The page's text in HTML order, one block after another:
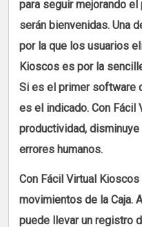
para seguir mejorando
serán bienvenidas. Una
por la que los usuarios
Kioscos es por la
Si es el primer software
es el indicado. Con
productividad,
errores humanos.
Con Fácil Virtual
movimientos de la Caja.
puede llevar un registro